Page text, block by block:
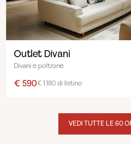
Outlet Divani
Divani e poltrone
€ 590€ 1.180 di listino
VEDI TUTTE LE 60